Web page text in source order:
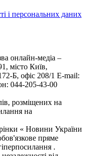
і персональних даних
онлайн-медіа –
місто Київ,
Б, офіс 208/1 E-mail:
044-205-43-00
розміщених на
на
« Новини України
пряме
.